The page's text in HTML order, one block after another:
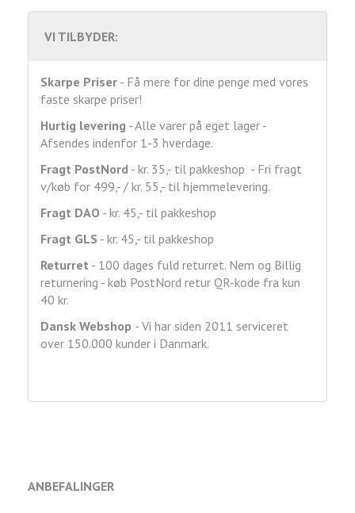
VI TILBYDER:
Skarpe Priser - Få mere for dine penge med vores
faste skarpe priser!
Hurtig levering - Alle varer på eget lager -
Afsendes indenfor 1-3 hverdage.
Fragt PostNord - kr. 35,- til pakkeshop - Fri fragt
v/køb for 499,- / kr. 55,- til hjemmelevering.
Fragt DAO - kr. 45,- til pakkeshop
Fragt GLS - kr. 45,- til pakkeshop
Returret - 100 dages fuld returret. Nem og Billig
returnering - køb PostNord retur QR-kode fra kun
40 kr.
Dansk Webshop - Vi har siden 2011 serviceret
over 150.000 kunder i Danmark.
ANBEFALINGER